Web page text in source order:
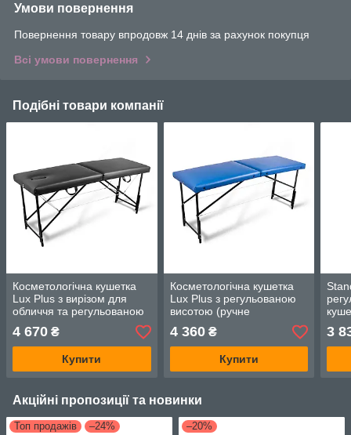
Умови повернення
Повернення товару впродовж 14 днів за рахунок покупця
Всі умови повернення
Подібні товари компанії
Косметологічна кушетка
Lux Plus з вирізом для
обличчя та регульованою
складання)
4 670 ₴
Купити
Косметологічна кушетка
Lux Plus з регульованою
висотою (ручне
4 360₴
Купити
3
Акційні пропозиції та новинки
Топ продажів –24% –20%